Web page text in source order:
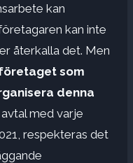
kan
kan inte
återkalla det. Men
som
denna
med varje
respekteras det